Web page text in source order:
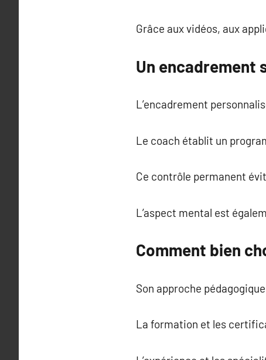
Grâce aux vidéos, aux
Un encadrement
L’encadrement
Le coach établit un
Ce contrôle permanent
L’aspect mental est
Comment bien
Son approche
La formation et les